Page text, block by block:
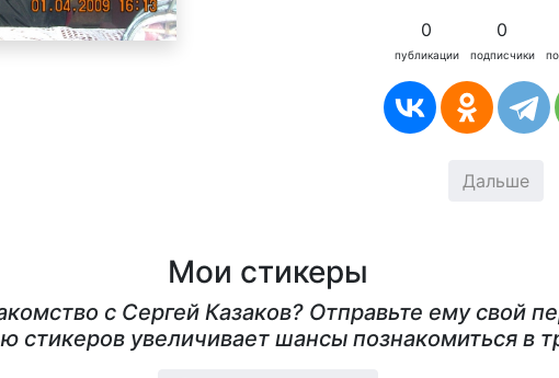
0
публикации
0
подписчики
Дальше
Мои стикеры
с Сергей Казаков? Отправьте ему свой
стикеров увеличивает шансы познакомиться в